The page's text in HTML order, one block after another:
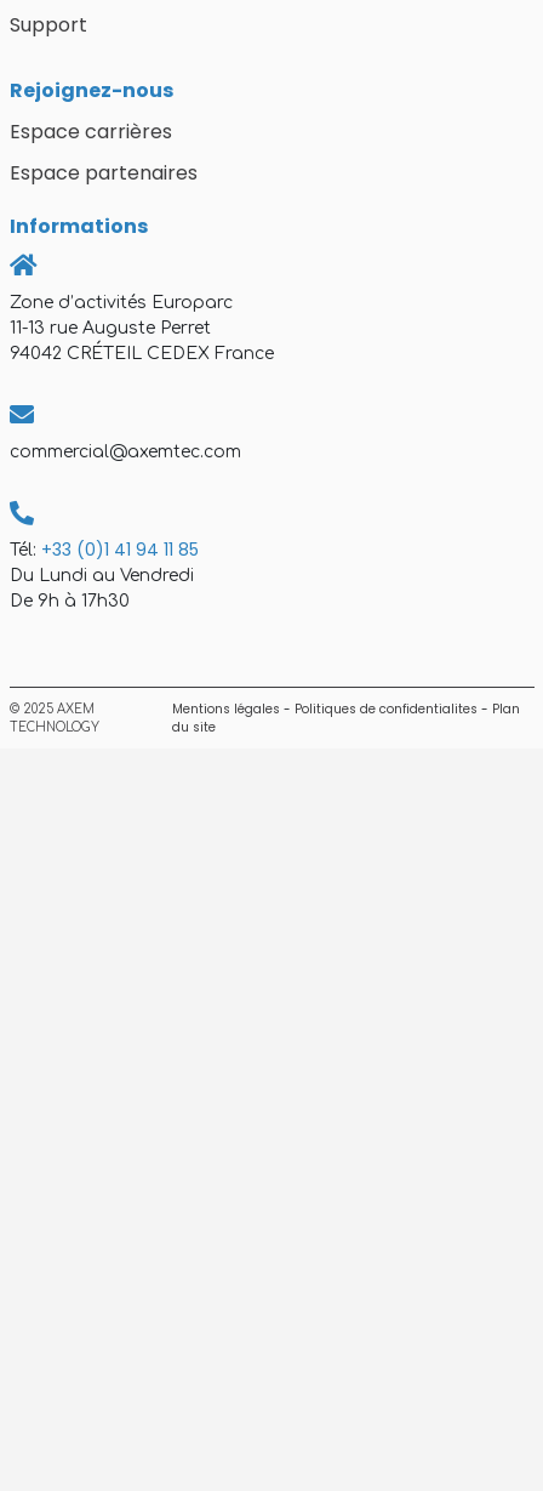
Support
Rejoignez-nous
Espace carrières
Espace partenaires
Informations
Zone d’activités Europarc
11-13 rue Auguste Perret
94042 CRÉTEIL CEDEX France
commercial@axemtec.com
Tél: +33 (0)1 41 94 11 85
Du Lundi au Vendredi
De 9h à 17h30
© 2025 AXEM
TECHNOLOGY
Mentions légales - Politiques de confidentialites - Plan
du site